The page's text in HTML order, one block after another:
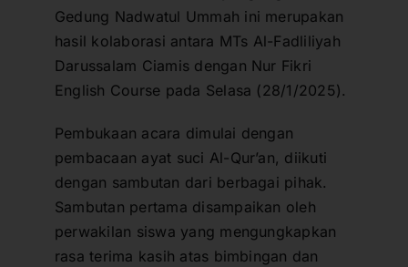
Gedung Nadwatul Ummah ini merupakan
hasil kolaborasi antara MTs Al-Fadliliyah
Darussalam Ciamis dengan Nur Fikri
English Course pada Selasa (28/1/2025).
Pembukaan acara dimulai dengan
pembacaan ayat suci Al-Qur’an, diikuti
dengan sambutan dari berbagai pihak.
Sambutan pertama disampaikan oleh
perwakilan siswa yang mengungkapkan
rasa terima kasih atas bimbingan dan